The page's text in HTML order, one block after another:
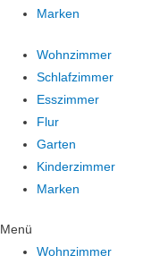
Marken
Wohnzimmer
Schlafzimmer
Esszimmer
Flur
Garten
Kinderzimmer
Marken
Menü
Wohnzimmer